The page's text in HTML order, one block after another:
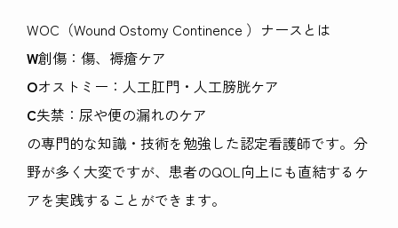
WOC（Wound Ostomy Continence ）ナースとは
W創傷：傷、褥瘡ケア
Oオストミー：人工肛門・人工膀胱ケア
C失禁：尿や便の漏れのケア
の専門的な知識・技術を勉強した認定看護師です。分
野が多く大変ですが、患者のQOL向上にも直結するケ
アを実践することができます。